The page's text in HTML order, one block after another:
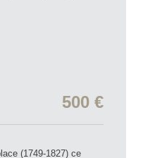
500 €
(1749-1827) ce